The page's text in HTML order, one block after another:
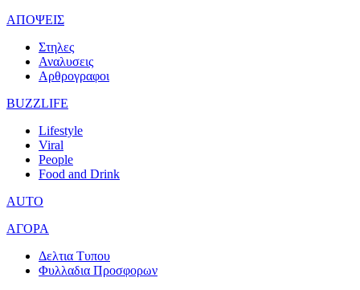
ΑΠΟΨΕΙΣ
Στηλες
Αναλυσεις
Αρθρογραφοι
BUZZLIFE
Lifestyle
Viral
People
Food and Drink
AUTO
ΑΓΟΡΑ
Δελτια Τυπου
Φυλλαδια Προσφορων